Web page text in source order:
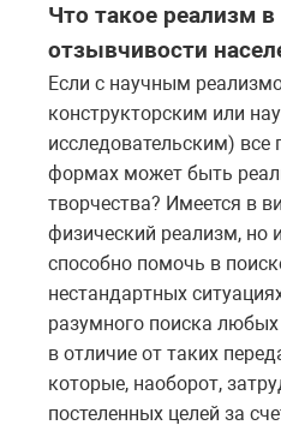
Что такое реализм
отзывчивости
Если с научным
конструкторским или
исследовательским) все
формах может быть
творчества? Имеется в
физический реализм, но
способно помочь в
нестандартных
разумного поиска
в отличие от таких
которые, наоборот,
постеленных целей за